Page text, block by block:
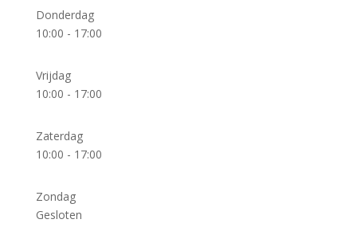
Donderdag
10:00 - 17:00
Vrijdag
10:00 - 17:00
Zaterdag
10:00 - 17:00
Zondag
Gesloten